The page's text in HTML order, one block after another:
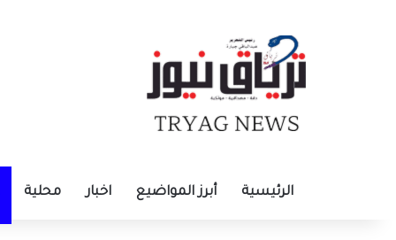
الرئيسية أبرز المواضيع اخبار محلية